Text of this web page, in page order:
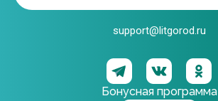
Бонусная программа
support@litgorod.ru